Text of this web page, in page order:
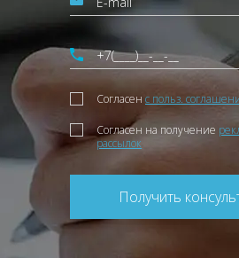
Согласен с польз.
Согласен на получение
рассылок
Получить